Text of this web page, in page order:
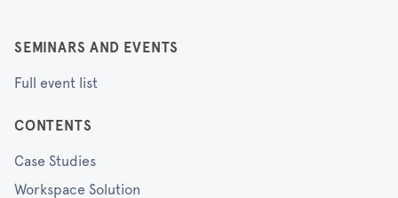
SEMINARS AND EVENTS
Full event list
CONTENTS
Case Studies
Workspace Solution